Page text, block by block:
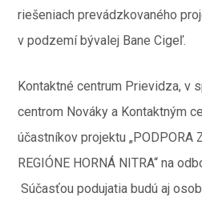
riešeniach prevádzkovaného
v podzemí bývalej Bane Cigeľ.
Kontaktné centrum Prievidza, v
centrom Nováky a Kontaktným
účastníkov projektu „PODPORA
REGIÓNE HORNÁ NITRA“ na
Súčasťou podujatia budú aj